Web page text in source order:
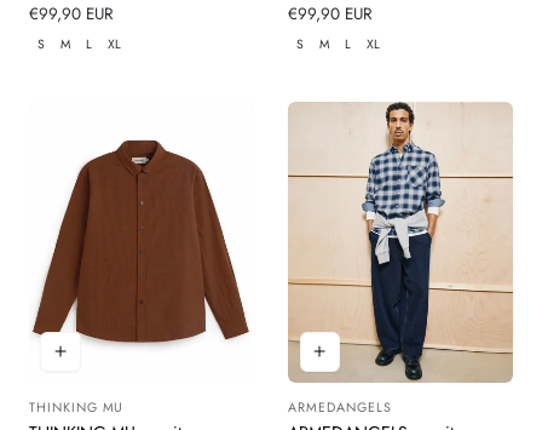
Normale
prijs
€99,90 EUR
S M L XL
Normale
prijs
€99,90 EUR
S M L XL
Leverancier:
THINKING MU Leverancier:
ARMEDANGELS